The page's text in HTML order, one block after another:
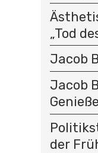
„Tod
Jacob
Jacob
der